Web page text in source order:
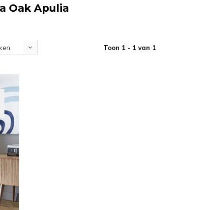
Oak Apulia
Toon 1 - 1 van 1